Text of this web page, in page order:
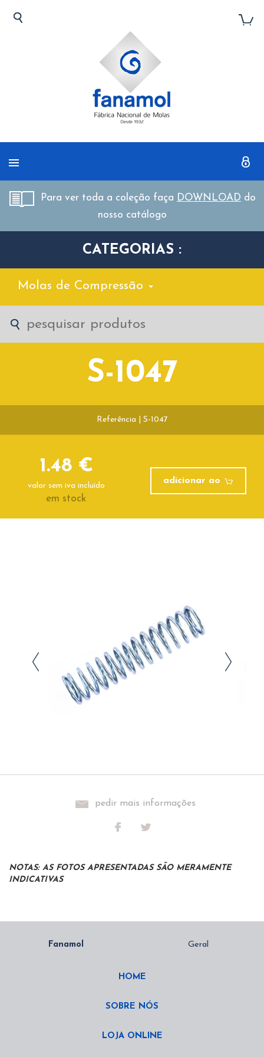
Para ver toda a coleção faça DOWNLOAD do
nosso catálogo
CATEGORIAS :
Molas de Compressão
S-1047
Referência | S-1047
1.48 €
valor sem iva incluído
em stock
adicionar ao
pedir mais informações
NOTAS: AS FOTOS APRESENTADAS SÃO MERAMENTE
INDICATIVAS
HOME
SOBRE NÓS
LOJA ONLINE